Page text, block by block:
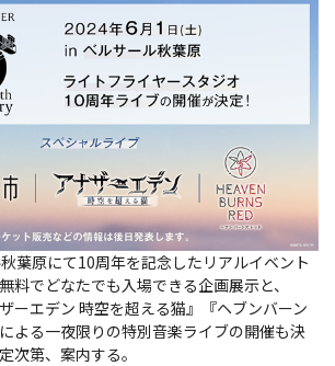
葉原にて10周年を記念したリアルイベント
料でどなたでも入場できる企画展示と、
ーエデン 時空を超える猫』『ヘブンバーン
よる一夜限りの特別音楽ライブの開催も決
次第、案内する。